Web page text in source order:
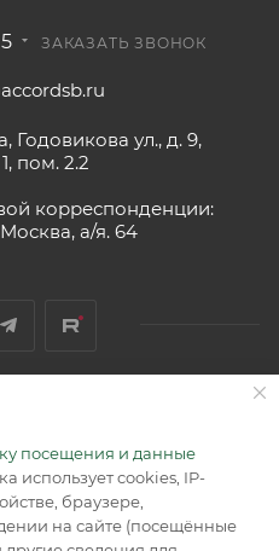
ЗАКАЗАТЬ ЗВОНОК
Годовикова ул., д. 9,
пом. 2.2
корреспонденции:
Москва, а/я. 64
на то, что вся
на сайте, носит
и не является публичной
Статьи 437 (2) ГК РФ.
посещения и данные
использует cookies, IP-
браузере,
на сайте (посещённые